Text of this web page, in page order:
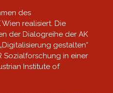
des
realisiert. Die
der Dialogreihe der AK
gestalten“
Sozialforschung in einer
Institute of